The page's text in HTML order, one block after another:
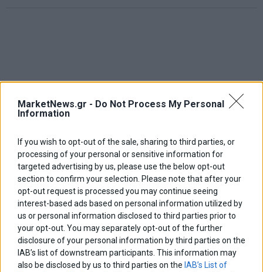
MarketNews.gr - Do Not Process My Personal
Information
If you wish to opt-out of the sale, sharing to third parties, or
processing of your personal or sensitive information for
targeted advertising by us, please use the below opt-out
section to confirm your selection. Please note that after your
opt-out request is processed you may continue seeing
interest-based ads based on personal information utilized by
us or personal information disclosed to third parties prior to
your opt-out. You may separately opt-out of the further
disclosure of your personal information by third parties on the
IAB’s list of downstream participants. This information may
also be disclosed by us to third parties on the IAB’s List of
ΑΡΘΡΟΓΡΑΦΟΙ
Ελευθερία Κούρταλη
Οι «τιμωροί» των ομολόγων επέστρεψαν